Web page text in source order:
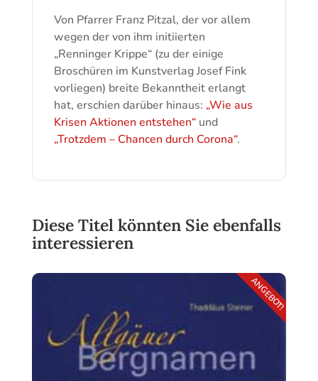
Von Pfarrer Franz Pitzal, der vor allem
wegen der von ihm initiierten
„Renninger Krippe“ (zu der einige
Broschüren im Kunstverlag Josef Fink
vorliegen) breite Bekanntheit erlangt
hat, erschien darüber hinaus: „Wie aus
Krisen Aktionen entstehen“und
„Trotzdem – Chancen durch Corona“.
Diese Titel könnten Sie ebenfalls
interessieren
ANGEBOT!